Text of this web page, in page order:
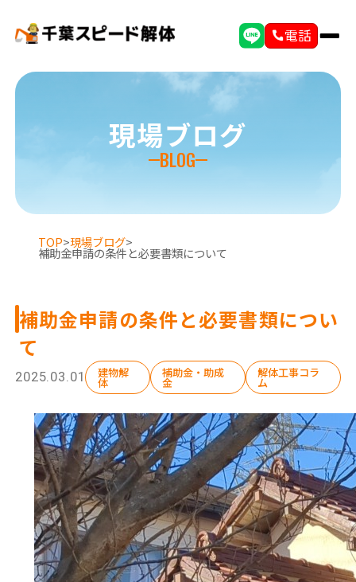
電話
選ばれる理由
解体工事の流れ
現場ブログ
BLOG
TOP>現場ブログ>
補助金申請の条件と必要書類について
補助金申請の条件と必要書類につい
て
2025.03.01 建物解
体
補助金・助成
金
解体工事コラ
ム